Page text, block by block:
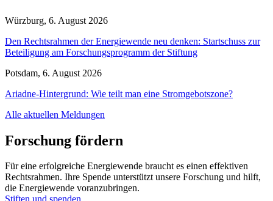
Würzburg, 6. August 2026
Den Rechtsrahmen der Energiewende neu denken: Startschuss zur
Beteiligung am Forschungsprogramm der Stiftung
Potsdam, 6. August 2026
Ariadne-Hintergrund: Wie teilt man eine Stromgebotszone?
Alle aktuellen Meldungen
Forschung fördern
Für eine erfolgreiche Energiewende braucht es einen effektiven
Rechtsrahmen. Ihre Spende unterstützt unsere Forschung und hilft,
die Energiewende voranzubringen.